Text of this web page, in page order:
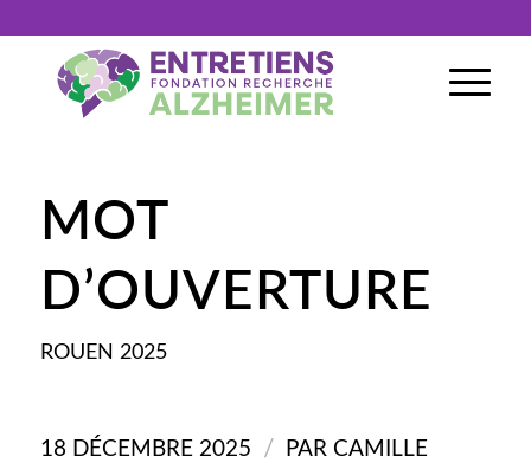
MOT
D’OUVERTURE
ROUEN 2025
18 DÉCEMBRE 2025 / PAR CAMILLE